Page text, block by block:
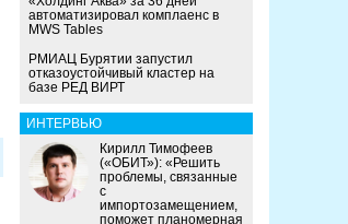
автоматизировал комплаенс в
MWS Tables
РМИАЦ Бурятии запустил
отказоустойчивый кластер на
базе РЕД ВИРТ
ИНТЕРВЬЮ
Кирилл Тимофеев
(«ОБИТ»): «Решить
проблемы, связанные
с
импортозамещением,
поможет планомерная